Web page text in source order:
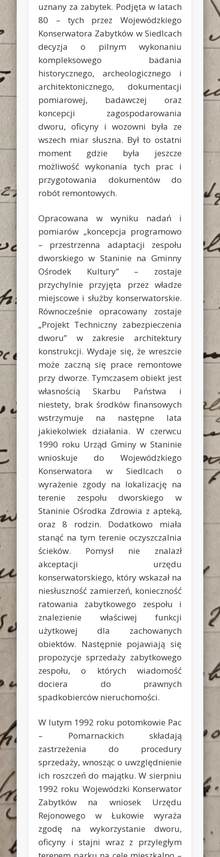
uznany za zabytek. Podjęta w latach
80 – tych przez Wojewódzkiego
Konserwatora Zabytków w Siedlcach
decyzja o pilnym wykonaniu
kompleksowego badania
historycznego, archeologicznego i
architektonicznego, dokumentacji
pomiarowej, badawczej oraz
koncepcji zagospodarowania
dworu, oficyny i wozowni była ze
wszech miar słuszna. Był to ostatni
moment gdzie była jeszcze
możliwość wykonania tych prac i
przygotowania dokumentów do
robót remontowych.
Opracowana w wyniku nadań i
pomiarów „koncepcja programowo
– przestrzenna adaptacji zespołu
dworskiego w Staninie na Gminny
Ośrodek Kultury” – zostaje
przychylnie przyjęta przez władze
miejscowe i służby konserwatorskie.
Równocześnie opracowany zostaje
„Projekt Techniczny zabezpieczenia
dworu” w zakresie architektury
konstrukcji. Wydaje się, że wreszcie
może zaczną się prace remontowe
przy dworze. Tymczasem obiekt jest
własnością Skarbu Państwa i
niestety, brak środków finansowych
wstrzymuje na następne lata
jakiekolwiek działania. W czerwcu
1990 roku Urząd Gminy w Staninie
wnioskuje do Wojewódzkiego
Konserwatora w Siedlcach o
wyrażenie zgody na lokalizację na
terenie zespołu dworskiego w
Staninie Ośrodka Zdrowia z apteką,
oraz 8 rodzin. Dodatkowo miała
stanąć na tym terenie oczyszczalnia
ścieków. Pomysł nie znalazł
akceptacji urzędu
konserwatorskiego, który wskazał na
niesłuszność zamierzeń, konieczność
ratowania zabytkowego zespołu i
znalezienie właściwej funkcji
użytkowej dla zachowanych
obiektów. Następnie pojawiają się
propozycje sprzedaży zabytkowego
zespołu, o których wiadomość
dociera do prawnych
spadkobierców nieruchomości.
W lutym 1992 roku potomkowie Pac
– Pomarnackich składają
zastrzeżenia do procedury
sprzedaży, wnosząc o uwzględnienie
ich roszczeń do majątku. W sierpniu
1992 roku Wojewódzki Konserwator
Zabytków na wniosek Urzędu
Rejonowego w Łukowie wyraża
zgodę na wykorzystanie dworu,
oficyny i stajni wraz z przyległym